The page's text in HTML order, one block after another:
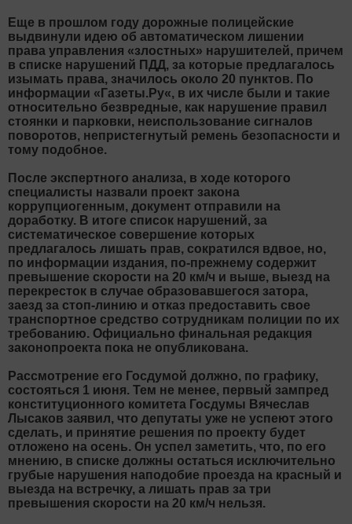
Еще в прошлом году дорожные полицейские
выдвинули идею об автоматическом лишении
права управления «злостных» нарушителей, причем
в списке нарушений ПДД, за которые предлагалось
изымать права, значилось около 20 пунктов. По
информации «Газеты.Ру«, в их числе были и такие
относительно безвредные, как нарушение правил
стоянки и парковки, неиспользование сигналов
поворотов, непристегнутый ремень безопасности и
тому подобное.
После экспертного анализа, в ходе которого
специалисты назвали проект закона
коррупциогенным, документ отправили на
доработку. В итоге список нарушений, за
систематическое совершение которых
предлагалось лишать прав, сократился вдвое, но,
по информации издания, по-прежнему содержит
превышение скорости на 20 км/ч и выше, выезд на
перекресток в случае образовавшегося затора,
заезд за стоп-линию и отказ предоставить свое
транспортное средство сотрудникам полиции по их
требованию. Официально финальная редакция
законопроекта пока не опубликована.
Рассмотрение его Госдумой должно, по графику,
состояться 1 июня. Тем не менее, первый зампред
конституционного комитета Госдумы Вячеслав
Лысаков заявил, что депутаты уже не успеют этого
сделать, и принятие решения по проекту будет
отложено на осень. Он успел заметить, что, по его
мнению, в списке должны остаться исключительно
грубые нарушения наподобие проезда на красный и
выезда на встречку, а лишать прав за три
превышения скорости на 20 км/ч нельзя.